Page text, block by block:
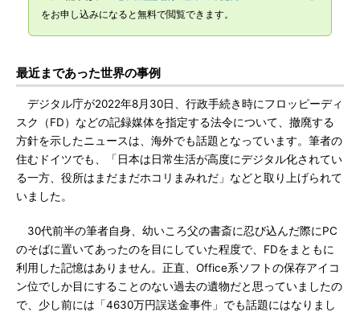
をお申し込みになると無料で閲覧できます。
最近まであった世界の事例
デジタル庁が2022年8月30日、行政手続き時にフロッピーディ
スク（FD）などの記録媒体を指定する法令について、撤廃する
方針を示したニュースは、海外でも話題となっています。筆者の
住むドイツでも、「日本は日常生活が高度にデジタル化されてい
る一方、役所はまだまだホコリまみれだ」などと取り上げられて
いました。
30代前半の筆者自身、幼いころ父の書斎に忍び込んだ際にPC
のそばに置いてあったのを目にしていた程度で、FDをまともに
利用した記憶はありません。正直、Office系ソフトの保存アイコ
ン位でしか目にすることのない過去の遺物だと思っていましたの
で、少し前には「4630万円誤送金事件」でも話題にはなりまし